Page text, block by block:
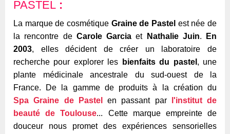
PASTEL :
La marque de cosmétique Graine de Pastel est née de
la rencontre de Carole Garcia et Nathalie Juin.
En
2003, elles décident de créer un laboratoire de
recherche pour explorer les
bienfaits du pastel , une
plante médicinale ancestrale du sud-ouest de la
France. De la gamme de produits à la création du
Spa Graine de Pastel
en passant par
l'institut de
beauté de Toulouse... Cette marque empreinte de
douceur nous promet des expériences sensorielles